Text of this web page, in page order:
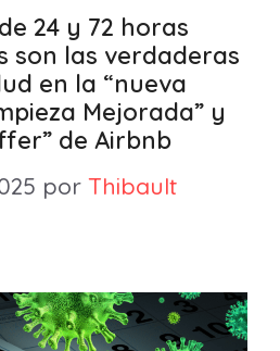
24 y 72 horas
son las verdaderas
en la “nueva
Mejorada” y
de Airbnb
por Thibault